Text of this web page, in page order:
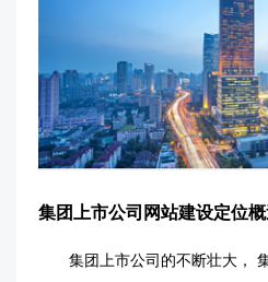
集团上市公司网站建设定位
集团上市公司的不断壮大，